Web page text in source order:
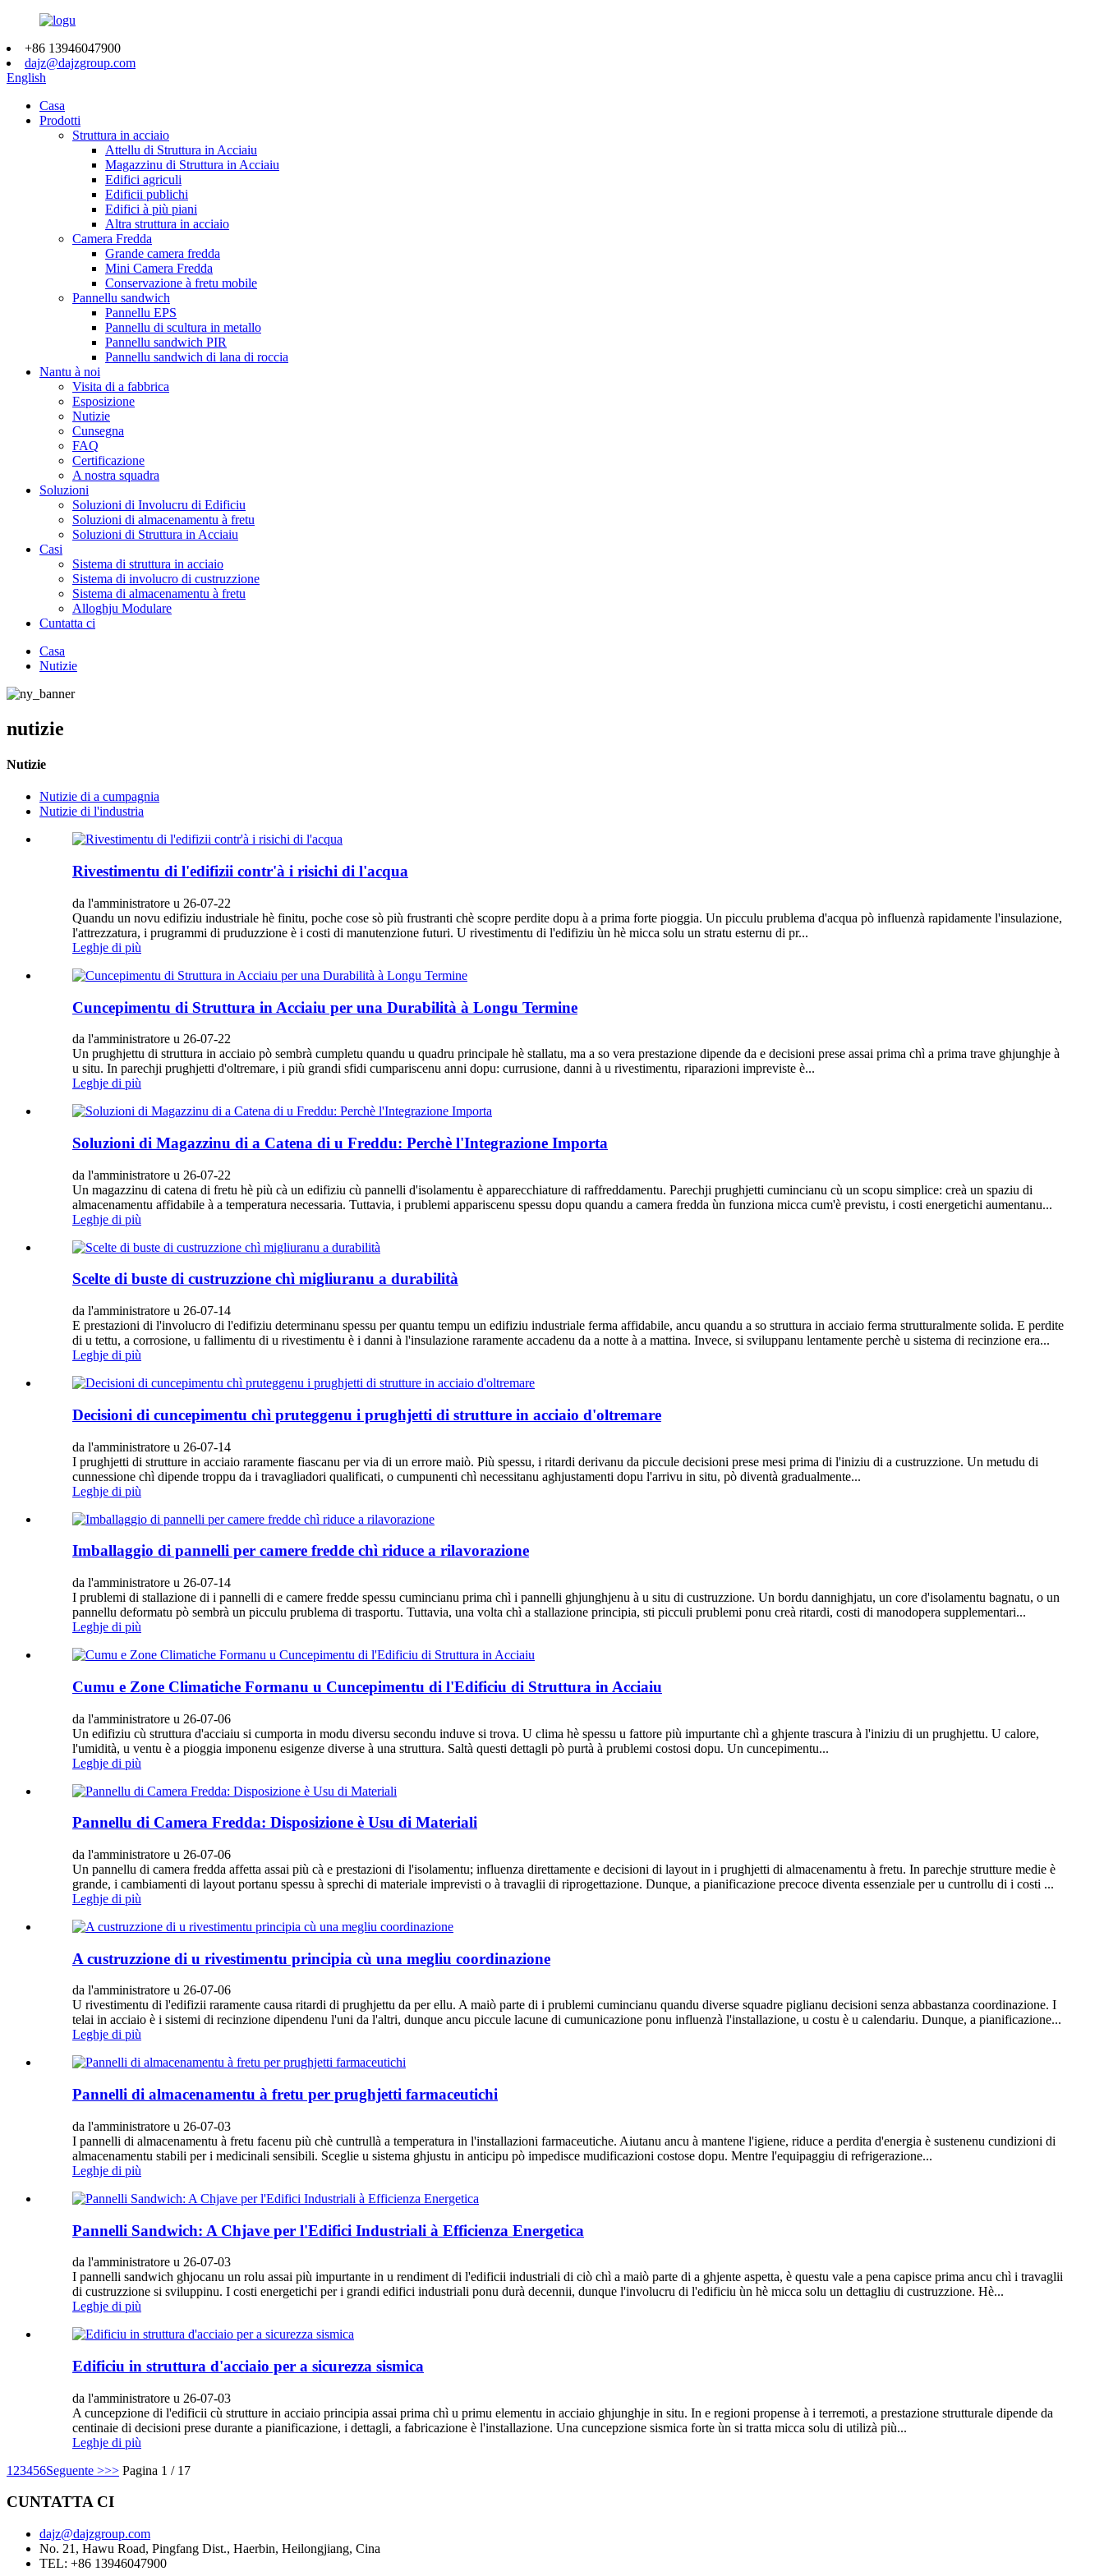
+86 13946047900
dajz@dajzgroup.com
English
Casa
Prodotti
Struttura in acciaio
Attellu di Struttura in Acciaiu
Magazzinu di Struttura in Acciaiu
Edifici agriculi
Edificii publichi
Edifici à più piani
Altra struttura in acciaio
Camera Fredda
Grande camera fredda
Mini Camera Fredda
Conservazione à fretu mobile
Pannellu sandwich
Pannellu EPS
Pannellu di scultura in metallo
Pannellu sandwich PIR
Pannellu sandwich di lana di roccia
Nantu à noi
Visita di a fabbrica
Esposizione
Nutizie
Cunsegna
FAQ
Certificazione
A nostra squadra
Soluzioni
Soluzioni di Involucru di Edificiu
Soluzioni di almacenamentu à fretu
Soluzioni di Struttura in Acciaiu
Casi
Sistema di struttura in acciaio
Sistema di involucro di custruzzione
Sistema di almacenamentu à fretu
Alloghju Modulare
Cuntatta ci
Casa
Nutizie
nutizie
Nutizie
Nutizie di a cumpagnia
Nutizie di l'industria
Rivestimentu di l'edifizii contr'à i risichi di l'acqua
da l'amministratore u 26-07-22
Quandu un novu edifiziu industriale hè finitu, poche cose sò più frustranti chè scopre perdite dopu à a prima forte pioggia. Un picculu prublema d'acqua pò influenzà rapidamente l'insulazione,
l'attrezzatura, i prugrammi di pruduzzione è i costi di manutenzione futuri. U rivestimentu di l'edifiziu ùn hè micca solu un stratu esternu di pr...
Leghje di più
Cuncepimentu di Struttura in Acciaiu per una Durabilità à Longu Termine
da l'amministratore u 26-07-22
Un prughjettu di struttura in acciaio pò sembrà cumpletu quandu u quadru principale hè stallatu, ma a so vera prestazione dipende da e decisioni prese assai prima chì a prima trave ghjunghje à
u situ. In parechji prughjetti d'oltremare, i più grandi sfidi cumpariscenu anni dopu: currusione, danni à u rivestimentu, riparazioni impreviste è...
Leghje di più
Soluzioni di Magazzinu di a Catena di u Freddu: Perchè l'Integrazione Importa
da l'amministratore u 26-07-22
Un magazzinu di catena di fretu hè più cà un edifiziu cù pannelli d'isolamentu è apparecchiature di raffreddamentu. Parechji prughjetti cumincianu cù un scopu simplice: creà un spaziu di
almacenamentu affidabile à a temperatura necessaria. Tuttavia, i prublemi appariscenu spessu dopu quandu a camera fredda ùn funziona micca cum'è previstu, i costi energetichi aumentanu...
Leghje di più
Scelte di buste di custruzzione chì migliuranu a durabilità
da l'amministratore u 26-07-14
E prestazioni di l'involucro di l'edifiziu determinanu spessu per quantu tempu un edifiziu industriale ferma affidabile, ancu quandu a so struttura in acciaio ferma strutturalmente solida. E perdite
di u tettu, a corrosione, u fallimentu di u rivestimentu è i danni à l'insulazione raramente accadenu da a notte à a mattina. Invece, si sviluppanu lentamente perchè u sistema di recinzione era...
Leghje di più
Decisioni di cuncepimentu chì pruteggenu i prughjetti di strutture in acciaio d'oltremare
da l'amministratore u 26-07-14
I prughjetti di strutture in acciaio raramente fiascanu per via di un errore maiò. Più spessu, i ritardi derivanu da piccule decisioni prese mesi prima di l'iniziu di a custruzzione. Un metudu di
cunnessione chì dipende troppu da i travagliadori qualificati, o cumpunenti chì necessitanu aghjustamenti dopu l'arrivu in situ, pò diventà gradualmente...
Leghje di più
Imballaggio di pannelli per camere fredde chì riduce a rilavorazione
da l'amministratore u 26-07-14
I prublemi di stallazione di i pannelli di e camere fredde spessu cumincianu prima chì i pannelli ghjunghjenu à u situ di custruzzione. Un bordu dannighjatu, un core d'isolamentu bagnatu, o un
pannellu deformatu pò sembrà un picculu prublema di trasportu. Tuttavia, una volta chì a stallazione principia, sti picculi prublemi ponu creà ritardi, costi di manodopera supplementari...
Leghje di più
Cumu e Zone Climatiche Formanu u Cuncepimentu di l'Edificiu di Struttura in Acciaiu
da l'amministratore u 26-07-06
Un edifiziu cù struttura d'acciaiu si cumporta in modu diversu secondu induve si trova. U clima hè spessu u fattore più impurtante chì a ghjente trascura à l'iniziu di un prughjettu. U calore,
l'umidità, u ventu è a pioggia imponenu esigenze diverse à una struttura. Saltà questi dettagli pò purtà à prublemi costosi dopu. Un cuncepimentu...
Leghje di più
Pannellu di Camera Fredda: Disposizione è Usu di Materiali
da l'amministratore u 26-07-06
Un pannellu di camera fredda affetta assai più cà e prestazioni di l'isolamentu; influenza direttamente e decisioni di layout in i prughjetti di almacenamentu à fretu. In parechje strutture medie è
grande, i cambiamenti di layout portanu spessu à sprechi di materiale imprevisti o à travaglii di riprogettazione. Dunque, a pianificazione precoce diventa essenziale per u cuntrollu di i costi ...
Leghje di più
A custruzzione di u rivestimentu principia cù una megliu coordinazione
da l'amministratore u 26-07-06
U rivestimentu di l'edifizii raramente causa ritardi di prughjettu da per ellu. A maiò parte di i prublemi cumincianu quandu diverse squadre piglianu decisioni senza abbastanza coordinazione. I
telai in acciaio è i sistemi di recinzione dipendenu l'uni da l'altri, dunque ancu piccule lacune di cumunicazione ponu influenzà l'installazione, u costu è u calendariu. Dunque, a pianificazione...
Leghje di più
Pannelli di almacenamentu à fretu per prughjetti farmaceutichi
da l'amministratore u 26-07-03
I pannelli di almacenamentu à fretu facenu più chè cuntrullà a temperatura in l'installazioni farmaceutiche. Aiutanu ancu à mantene l'igiene, riduce a perdita d'energia è sustenenu cundizioni di
almacenamentu stabili per i medicinali sensibili. Sceglie u sistema ghjustu in anticipu pò impedisce mudificazioni costose dopu. Mentre l'equipaggiu di refrigerazione...
Leghje di più
Pannelli Sandwich: A Chjave per l'Edifici Industriali à Efficienza Energetica
da l'amministratore u 26-07-03
I pannelli sandwich ghjocanu un rolu assai più impurtante in u rendiment di l'edificii industriali di ciò chì a maiò parte di a ghjente aspetta, è questu vale a pena capisce prima ancu chì i travaglii
di custruzzione si sviluppinu. I costi energetichi per i grandi edifici industriali ponu durà decennii, dunque l'involucru di l'edificiu ùn hè micca solu un dettagliu di custruzzione. Hè...
Leghje di più
Edificiu in struttura d'acciaio per a sicurezza sismica
da l'amministratore u 26-07-03
A cuncepzione di l'edificii cù strutture in acciaio principia assai prima chì u primu elementu in acciaio ghjunghje in situ. In e regioni propense à i terremoti, a prestazione strutturale dipende da
centinaie di decisioni prese durante a pianificazione, i dettagli, a fabricazione è l'installazione. Una cuncepzione sismica forte ùn si tratta micca solu di utilizà più...
Leghje di più
1 23456Seguente >>> Pagina 1 / 17
CUNTATTA CI
dajz@dajzgroup.com
No. 21, Hawu Road, Pingfang Dist., Haerbin, Heilongjiang, Cina
TEL: +86 13946047900